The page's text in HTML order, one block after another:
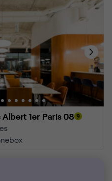
1er Paris 08